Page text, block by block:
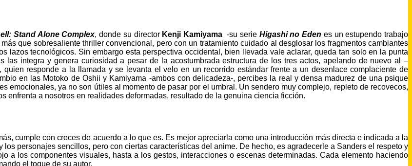
Stand Alone Complex, donde su director Kenji Kamiyama-su serie Higashi no Eden es un estupendo trabajo
que sobresaliente thriller convencional, pero con un tratamiento cuidado al desglosar los fragmentos cambiantes
lazos tecnológicos. Sin embargo esta perspectiva occidental, bien llevada vale aclarar, queda tan solo en la punta
las integra y genera curiosidad a pesar de la acostumbrada estructura de los tres actos, apelando de nuevo al –
, quien responde a la llamada y se levanta el velo en un recorrido estándar frente a un desenlace complaciente de
en las Motoko de Oshii y Kamiyama -ambos con delicadeza-, percibes la real y densa madurez de una psique
emocionales, ya no son útiles al momento de pasar por el umbral. Un sendero muy complejo, repleto de recovecos,
enfrenta a nosotros en realidades deformadas, resultado de la genuina ciencia ficción.
cumple con creces de acuerdo a lo que es. Es mejor apreciarla como una introducción más directa e indicada a la
personajes sencillos, pero con ciertas características del anime. De hecho, es agradecerle a Sanders el respeto y
a los componentes visuales, hasta a los gestos, interacciones o escenas determinadas. Cada elemento haciendo
el toque de su autor.